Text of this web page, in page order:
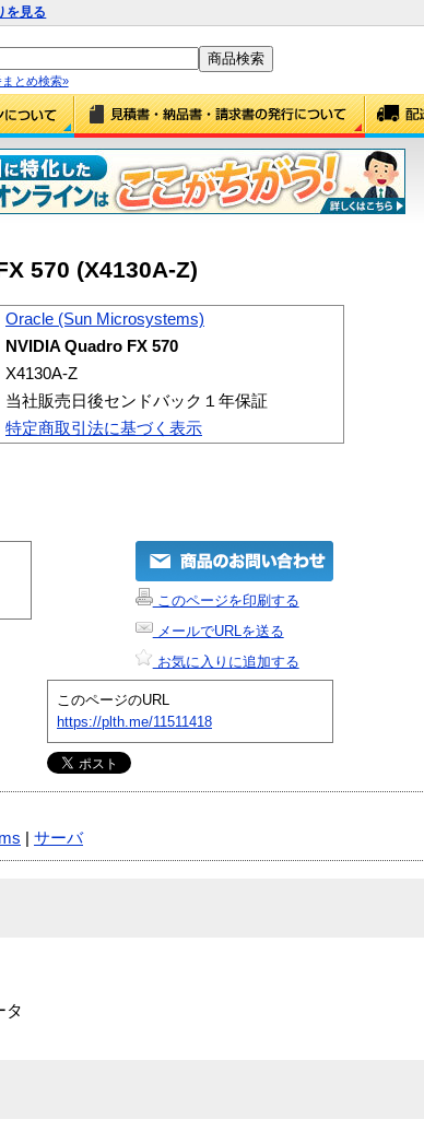
を見る
とめ検索»
570 (X4130A-Z)
Oracle (Sun Microsystems)
NVIDIA Quadro FX 570
X4130A-Z
当社販売日後センドバック１年保証
特定商取引法に基づく表示
このページを印刷する
メールでURLを送る
お気に入りに追加する
このページのURL
https://plth.me/11511418
サーバ
タ